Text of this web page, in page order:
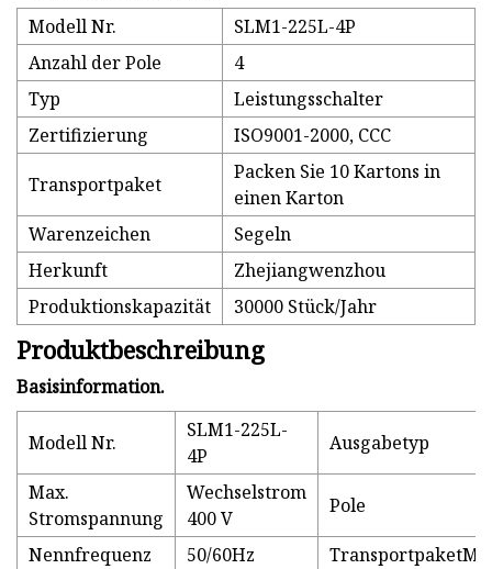
Modell Nr.
SLM1-225L-4P
Anzahl der Pole
4
Typ
Leistungsschalter
Zertifizierung
ISO9001-2000, CCC
Transportpaket
Packen Sie 10 Kartons in
einen Karton
Warenzeichen
Segeln
Herkunft
Zhejiangwenzhou
Produktionskapazität
30000 Stück/Jahr
Produktbeschreibung
Basisinformation.
Modell Nr.
SLM1-225L-
4P
Ausgabetyp
Max.
Stromspannung
Wechselstrom
400 V
Pole
Nennfrequenz 50/60Hz